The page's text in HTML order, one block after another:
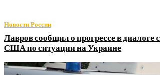
Новости России
Лавров сообщил о прогрессе в диалоге с
США по ситуации на Украине